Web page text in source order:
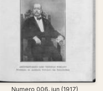
Numero 006, jun (1917)